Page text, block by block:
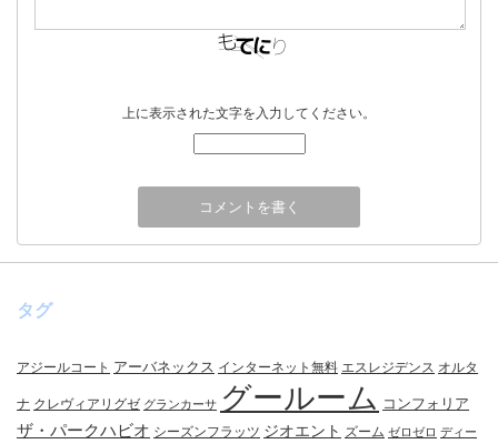
上に表示された文字を入力してください。
タグ
アジールコート アーバネックス インターネット無料 エスレジデンス オルタ
ナ クレヴィアリグゼ グランカーサ グールーム コンフォリア
ザ・パークハビオ シーズンフラッツ ジオエント ズーム ゼロゼロ ディー